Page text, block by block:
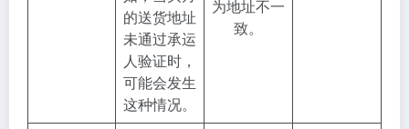
的送货地址
未通过承运
人验证时，
可能会发生
这种情况。
为地址不一
致。